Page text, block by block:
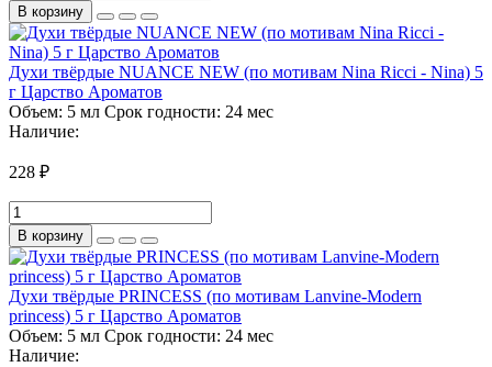
В корзину
Духи твёрдые NUANCE NEW (по мотивам Nina Ricci - Nina) 5
г Царство Ароматов
Объем: 5 мл Срок годности: 24 мес
Наличие:
228 ₽
В корзину
Духи твёрдые PRINCESS (по мотивам Lanvine-Modern
princess) 5 г Царство Ароматов
Объем: 5 мл Срок годности: 24 мес
Наличие: